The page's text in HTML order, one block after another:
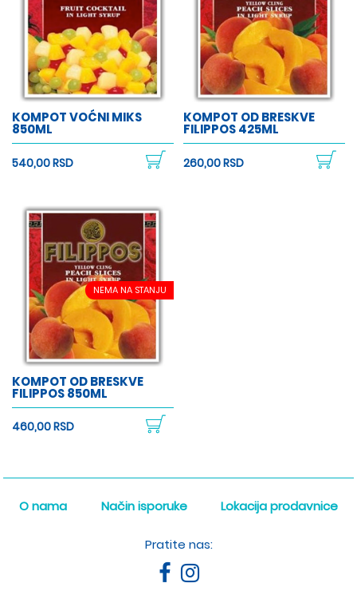
KOMPOT VOĆNI MIKS
850ML
540,00 RSD
KOMPOT OD BRESKVE
FILIPPOS 425ML
260,00 RSD
NEMA NA STANJU
KOMPOT OD BRESKVE
FILIPPOS 850ML
460,00 RSD
O nama Način isporuke Lokacija prodavnice
Pratite nas: